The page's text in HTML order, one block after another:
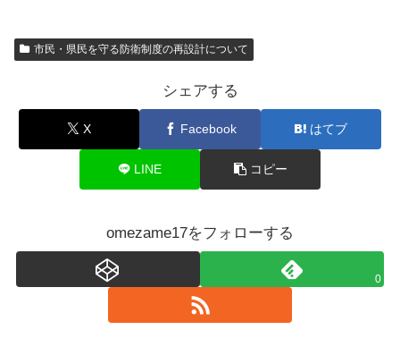
市民・県民を守る防衛制度の再設計について
シェアする
X Facebook はてブ
LINE コピー
omezame17をフォローする
0